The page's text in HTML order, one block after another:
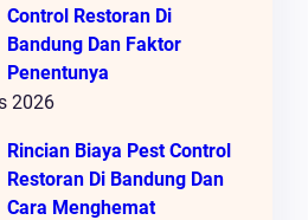
Control Restoran Di
Bandung Dan Faktor
Penentunya
2026
Rincian Biaya Pest Control
Restoran Di Bandung Dan
Cara Menghemat